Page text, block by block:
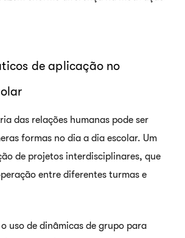
de aplicação no
das relações humanas pode ser
formas no dia a dia escolar. Um
de projetos interdisciplinares, que
entre diferentes turmas e
uso de dinâmicas de grupo para